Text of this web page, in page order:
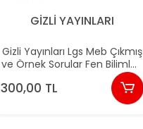
GİZLİ YAYINLARI
Gizli Yayınları Lgs Meb Çıkmış
ve Örnek Sorular Fen Bilimleri
15'li Deneme-Meb Böyle
300,00 TL